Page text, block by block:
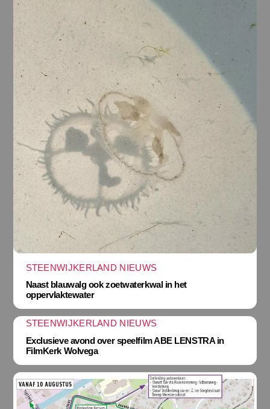
STEENWIJKERLAND NIEUWS
Naast blauwalg ook zoetwaterkwal in het
oppervlaktewater
STEENWIJKERLAND NIEUWS
Exclusieve avond over speelfilm ABE LENSTRA in
FilmKerk Wolvega